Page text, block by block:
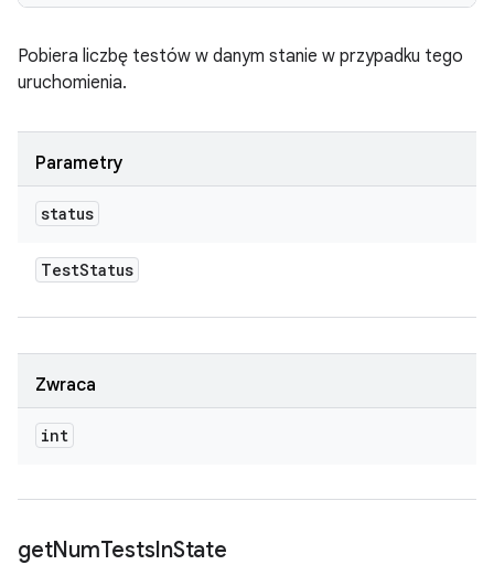
Pobiera liczbę testów w danym stanie w przypadku tego
uruchomienia.
Parametry
status
TestStatus
Zwraca
int
getNumTestsInState